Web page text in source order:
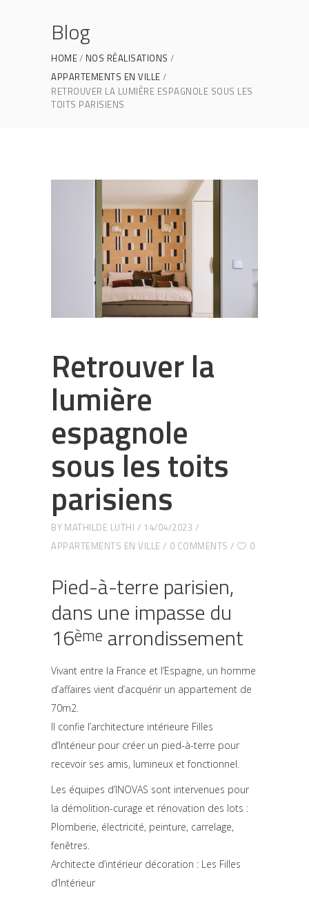
Blog
HOME
NOS RÉALISATIONS
APPARTEMENTS EN VILLE
RETROUVER LA LUMIÈRE ESPAGNOLE SOUS LES
TOITS PARISIENS
Retrouver la
lumière
espagnole
sous les toits
parisiens
BY MATHILDE LUTHI
14/04/2023
APPARTEMENTS EN VILLE
0 COMMENTS 0
Pied-à-terre parisien,
dans une impasse du
16ème arrondissement
Vivant entre la France et l’Espagne, un homme
d’affaires vient d’acquérir un appartement de
70m2.
Il confie l’architecture intérieure Filles
d’Intérieur pour créer un pied-à-terre pour
recevoir ses amis, lumineux et fonctionnel.
Les équipes d’INOVAS sont intervenues pour
la démolition-curage et rénovation des lots :
Plomberie, électricité, peinture, carrelage,
fenêtres.
Architecte d’intérieur décoration : Les Filles
d’Intérieur